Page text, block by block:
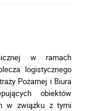
w ramach
logistycznego
Pożarnej i Biura
obiektów
w związku z tymi